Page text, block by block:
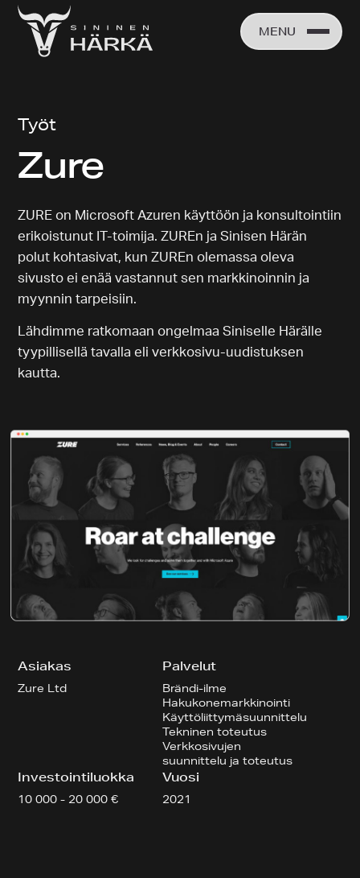
Skip
content
MENU
Työt
Zure
ZURE on Microsoft Azuren käyttöön ja konsultointiin
erikoistunut IT-toimija. ZUREn ja Sinisen Härän
polut kohtasivat, kun ZUREn olemassa oleva
sivusto ei enää vastannut sen markkinoinnin ja
myynnin tarpeisiin.
Lähdimme ratkomaan ongelmaa Siniselle Härälle
tyypillisellä tavalla eli verkkosivu-uudistuksen
kautta.
Asiakas
Zure Ltd
Palvelut
Brändi-ilme
Hakukonemarkkinointi
Käyttöliittymäsuunnittelu
Tekninen toteutus
Verkkosivujen
suunnittelu ja toteutus
Investointiluokka
10 000 - 20 000 €
Vuosi
2021